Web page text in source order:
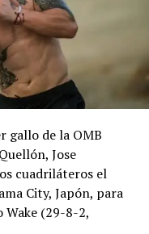
gallo de la OMB
Jose
cuadriláteros el
City, Japón, para
(29-8-2,